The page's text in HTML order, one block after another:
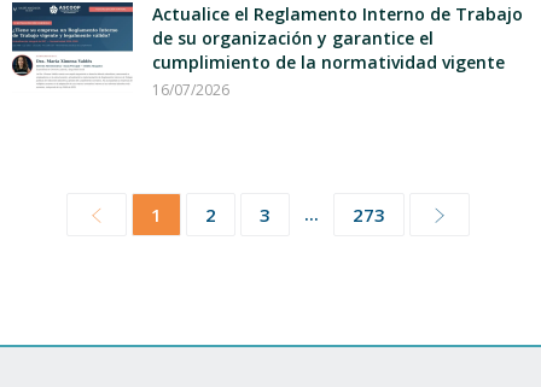
Actualice el Reglamento Interno de Trabajo
de su organización y garantice el
cumplimiento de la normatividad vigente
16/07/2026
1 2 3 ... 273